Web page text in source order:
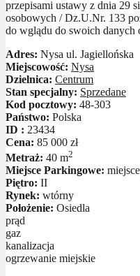
przepisami ustawy z dnia 29
osobowych / Dz.U.Nr. 133
do wglądu do swoich
Adres: Nysa ul. Jagiellońska
Miejscowość: Nysa
Dzielnica: Centrum
Stan specjalny: Sprzedane
Kod pocztowy: 48-303
Państwo: Polska
ID : 23434
Cena: 85 000 zł
Metraż: 40 m2
Miejsce Parkingowe:
Piętro: II
Rynek: wtórny
Położenie: Osiedla
prąd
gaz
kanalizacja
ogrzewanie miejskie